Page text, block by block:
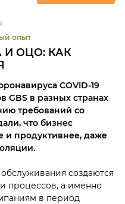
опыт
ОЦО: КАК
COVID-19
GBS в разных странах
требований со
что бизнес
и продуктивнее, даже
создаются
процессов, а именно
в период